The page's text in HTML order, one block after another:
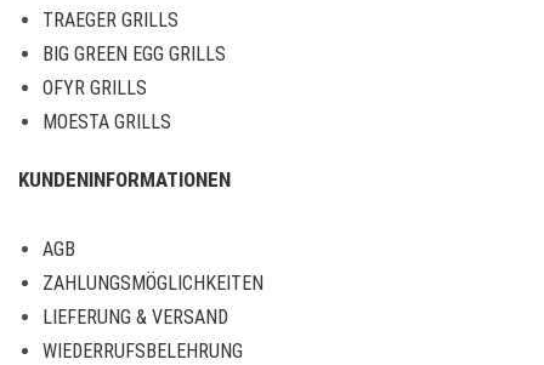
TRAEGER GRILLS
BIG GREEN EGG GRILLS
OFYR GRILLS
MOESTA GRILLS
KUNDENINFORMATIONEN
AGB
ZAHLUNGSMÖGLICHKEITEN
LIEFERUNG & VERSAND
WIEDERRUFSBELEHRUNG